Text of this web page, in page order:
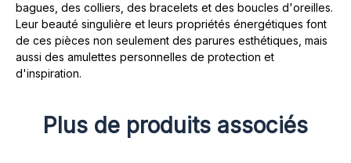
bagues, des colliers, des bracelets et des boucles d'oreilles.
Leur beauté singulière et leurs propriétés énergétiques font
de ces pièces non seulement des parures esthétiques, mais
aussi des amulettes personnelles de protection et
d'inspiration.
Plus de produits associés